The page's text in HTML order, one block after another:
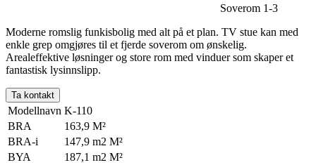
Soverom 1-3
Moderne romslig funkisbolig med alt på et plan. TV stue kan med
enkle grep omgjøres til et fjerde soverom om ønskelig.
Arealeffektive løsninger og store rom med vinduer som skaper et
fantastisk lysinnslipp.
Ta kontakt
Modellnavn K-110
BRA
163,9 M²
BRA-i
147,9 m2 M²
BYA
187,1 m2 M²